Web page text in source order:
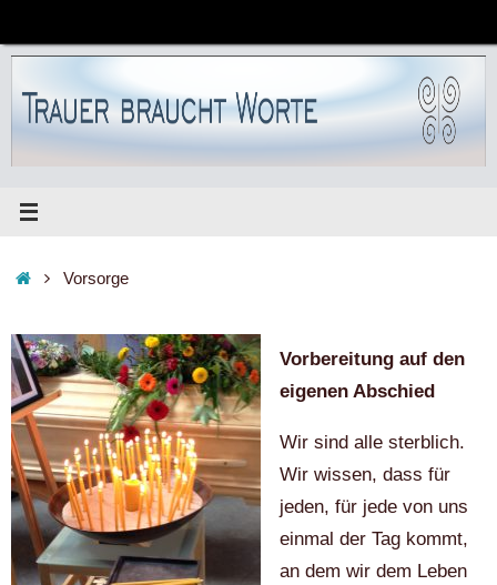
Inhalt
StartVorsorge
Vorbereitung auf den
eigenen Abschied
Wir sind alle sterblich.
Wir wissen, dass für
jeden, für jede von uns
einmal der Tag kommt,
an dem wir dem Leben